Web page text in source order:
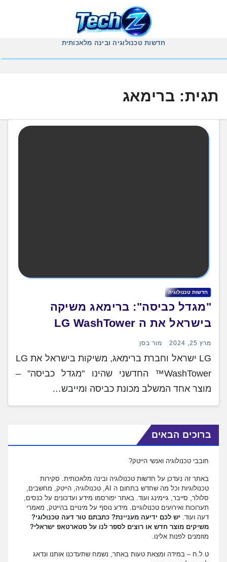
חדשות טכנולוגיה ובינה מלאכותית
תגית: ברימאג
חדשות טכנולוגיה
"מגדל כביסה": ברימאג משיקה
בישראל את ה LG WashTower
מרץ 25, 2024 מור בסן
LG ישראל וחברת ברימאג, משיקות בישראל את LG
WashTower™ החדשני שהינו "מגדל כביסה" –
מוצר אחד המשלב מכונת כביסה ומייבש…
ברוכים הבאים
חובבי טכנולוגיה ואנשי הייטק?
באתר זה נעדכן על חדשות טכנולוגיה ובינה מלאכותית. סקירות
טכנולוגיות וכל מה שחדש בתחום ה AI, טכנולוגיה, הייטק, מחשבים,
סלולר, סייבר, גיימינג ועוד. באתר יפורסמו מידע ועדכונים על כנסים,
תערוכות ואירועים טכנולוגיים. מידע נוסף על מינויים בהייטק, מאמרי
דעה ועוד. יש לכם ידיעה מעניינת? כתבתם טור דעה טכנולוגי?
משיקים מוצר חדש או רוצים לספר לנו על סטארטאפ ישראלי?
מוזמנים לפנות אלינו.
ט.ל.ח – במידה ומצאת טעות באתר, נשמח שתעדכנו אותנו ונדאג